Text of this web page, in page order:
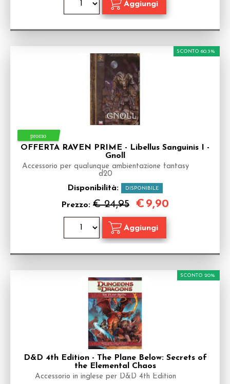
OFFERTA RAVEN PRIME - Libellus Sanguinis I -
Gnoll
Accessorio per qualunque ambientazione fantasy
d20
Disponibilità: DISPONIBILE
Prezzo: € 24,95
SCONTO 60.3%
€ 9,90
D&D 4th Edition - The Plane Below: Secrets of
the Elemental Chaos
Accessorio in inglese per D&D 4th Edition
SCONTO 20%